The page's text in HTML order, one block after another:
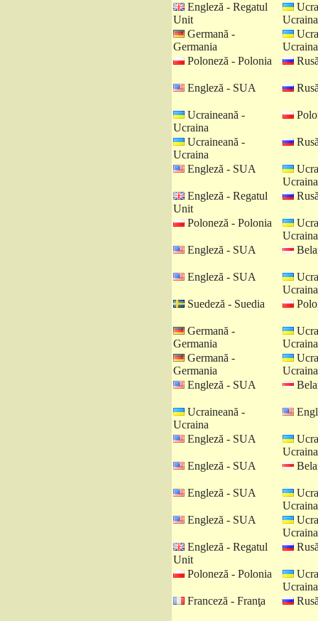
Engleză - Regatul
Unit
Ucraina
Germană -
Germania
Ucraina
Poloneză - Polonia
Engleză - SUA
Ucraineană -
Ucraina
Ucraineană -
Ucraina
Engleză - SUA
Ucraina
Engleză - Regatul
Unit
Poloneză - Polonia
Ucraina
Engleză - SUA
Engleză - SUA
Ucraina
Suedeză - Suedia
Germană -
Germania
Ucraina
Germană -
Germania
Ucraina
Engleză - SUA
Ucraineană -
Ucraina
Engleză - SUA
Ucraina
Engleză - SUA
Engleză - SUA
Ucraina
Engleză - SUA
Ucraina
Engleză - Regatul
Unit
Poloneză - Polonia
Ucraina
Franceză - Franţa